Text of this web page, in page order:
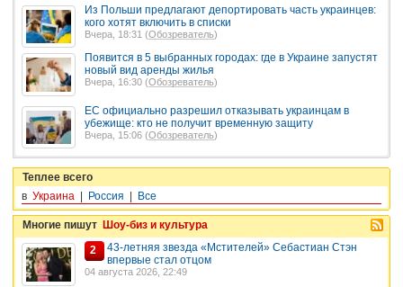
Из Польши предлагают депортировать часть украинцев:
кого хотят включить в списки
Вчера, 18:31 (Обозреватель)
Появится в 5 выбранных городах: где в Украине запустят
новый вид аренды жилья
Вчера, 16:30 (Обозреватель)
ЕС официально разрешил отказывать украинцам в
убежище: кто не получит временную защиту
Вчера, 15:06 (Обозреватель)
Теплее всего
в Украина Россия Все
Многие пишут Шоу-биз и культура
2
43-летняя звезда «Мстителей» Себастиан Стэн
впервые стал отцом
04 августа 2026, 22:49